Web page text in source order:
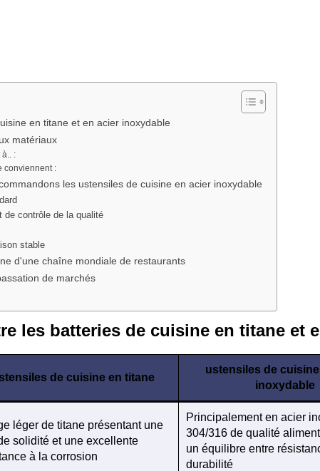
en titane et en acier inoxydable
matériaux
:
conviennent :
les ustensiles de cuisine en acier inoxydable
contrôle de la qualité
stable
d'une chaîne mondiale de restaurants
de marchés
les batteries de cuisine en titane et
de cuisine en titane
ustensiles de
inoxydable
léger de titane présentant une
solidité et une excellente
à la corrosion
Principalement en acier
304/316 de qualité
un équilibre entre
durabilité